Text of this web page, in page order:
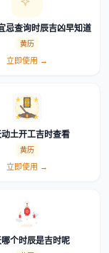
忌查询时辰吉凶早知道
黄历
立即使用 →
土开工吉时查看
黄历
立即使用 →
个时辰是吉时呢